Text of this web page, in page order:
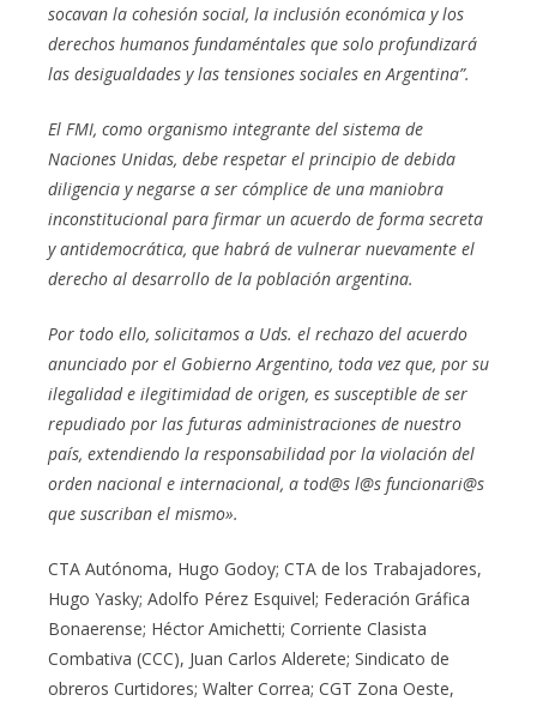
socavan la cohesión social, la inclusión económica y los
derechos humanos fundaméntales que solo profundizará
las desigualdades y las tensiones sociales en Argentina”.
El FMI, como organismo integrante del sistema de
Naciones Unidas, debe respetar el principio de debida
diligencia y negarse a ser cómplice de una maniobra
inconstitucional para firmar un acuerdo de forma secreta
y antidemocrática, que habrá de vulnerar nuevamente el
derecho al desarrollo de la población argentina.
Por todo ello, solicitamos a Uds. el rechazo del acuerdo
anunciado por el Gobierno Argentino, toda vez que, por su
ilegalidad e ilegitimidad de origen, es susceptible de ser
repudiado por las futuras administraciones de nuestro
país, extendiendo la responsabilidad por la violación del
orden nacional e internacional, a tod@s l@s funcionari@s
que suscriban el mismo».
CTA Autónoma, Hugo Godoy; CTA de los Trabajadores,
Hugo Yasky; Adolfo Pérez Esquivel; Federación Gráfica
Bonaerense; Héctor Amichetti; Corriente Clasista
Combativa (CCC), Juan Carlos Alderete; Sindicato de
obreros Curtidores; Walter Correa; CGT Zona Oeste,